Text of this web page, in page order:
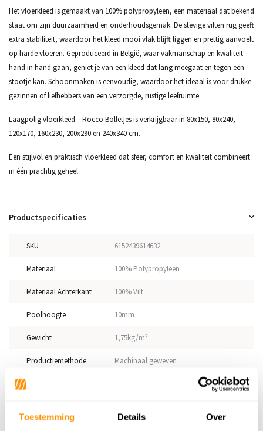
Toestemming Details Over
Het vloerkleed is gemaakt van 100% polypropyleen, een materiaal dat bekend
staat om zijn duurzaamheid en onderhoudsgemak. De stevige vilten rug geeft
extra stabiliteit, waardoor het kleed mooi vlak blijft liggen en prettig aanvoelt
op harde vloeren. Geproduceerd in België, waar vakmanschap en kwaliteit
hand in hand gaan, geniet je van een kleed dat lang meegaat en tegen een
stootje kan. Schoonmaken is eenvoudig, waardoor het ideaal is voor drukke
gezinnen of liefhebbers van een verzorgde, rustige leefruimte.
Laagpolig vloerkleed – Rocco Bolletjes is verkrijgbaar in 80x150, 80x240,
120x170, 160x230, 200x290 en 240x340 cm.
Een stijlvol en praktisch vloerkleed dat sfeer, comfort en kwaliteit combineert
in één prachtig geheel.
Productspecificaties
SKU 6152439614632
Materiaal 100% Polypropyleen
Materiaal Achterkant 100% Vilt
Poolhoogte 10mm
Gewicht 1,75kg/m²
Productiemethode Machinaal geweven
buiten?
Binnen